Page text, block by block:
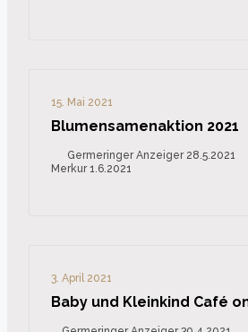
15. Mai 2021
Blumensamenaktion 2021
Germeringer Anzeiger
Merkur 1.6.2021
3. April 2021
Baby und Kleinkind Café